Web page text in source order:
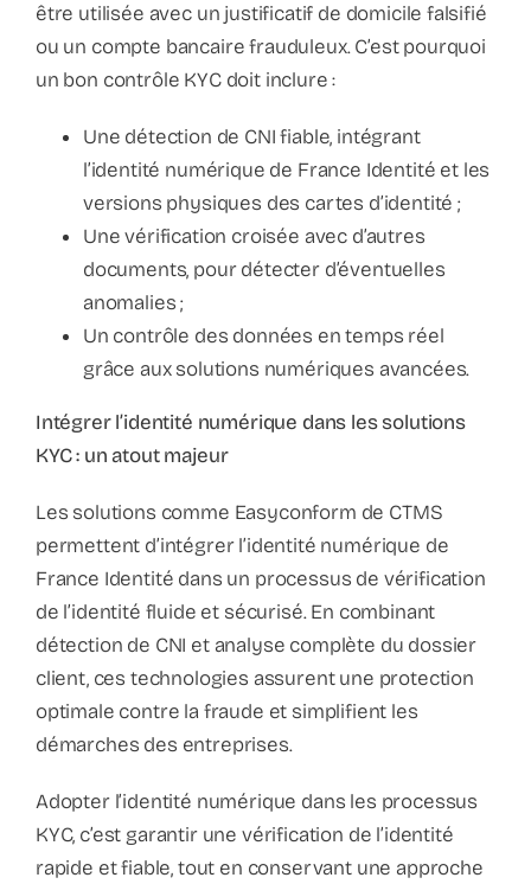
être utilisée avec un justificatif de domicile falsifié
ou un compte bancaire frauduleux. C’est pourquoi
un bon contrôle KYC doit inclure :
Une détection de CNI fiable, intégrant
l’identité numérique de France Identité et les
versions physiques des cartes d’identité ;
Une vérification croisée avec d’autres
documents, pour détecter d’éventuelles
anomalies ;
Un contrôle des données en temps réel
grâce aux solutions numériques avancées.
Intégrer l’identité numérique dans les solutions
KYC : un atout majeur
Les solutions comme Easyconform de CTMS
permettent d’intégrer l’identité numérique de
France Identité dans un processus de vérification
de l’identité fluide et sécurisé. En combinant
détection de CNI et analyse complète du dossier
client, ces technologies assurent une protection
optimale contre la fraude et simplifient les
démarches des entreprises.
Adopter l’identité numérique dans les processus
KYC, c’est garantir une vérification de l’identité
rapide et fiable, tout en conservant une approche